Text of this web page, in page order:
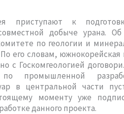
приступают к
добыче урана.
по геологии и
его словам,
с Госкомгеологией
по промышленной
в центральной части
моменту уже
данного проекта.